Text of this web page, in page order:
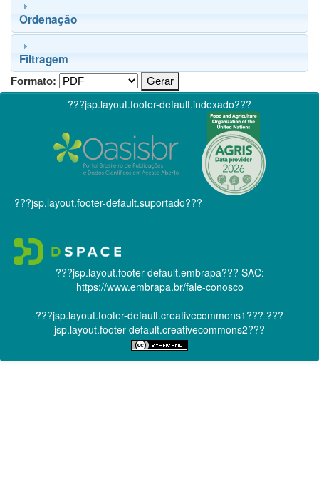
Ordenação
Filtragem
Formato:
???jsp.layout.footer-default.indexado???
???jsp.layout.footer-default.suportado???
???jsp.layout.footer-default.embrapa??? SAC:
https://www.embrapa.br/fale-conosco
???jsp.layout.footer-default.creativecommons1??? ???
jsp.layout.footer-default.creativecommons2???